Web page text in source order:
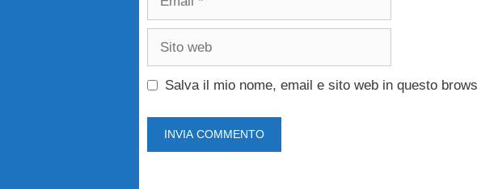
Sito
Salva il mio nome, email e sito web in questo